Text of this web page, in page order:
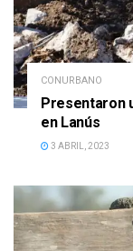
CONURBANO
Presentaron
en Lanús
3 ABRIL, 2023